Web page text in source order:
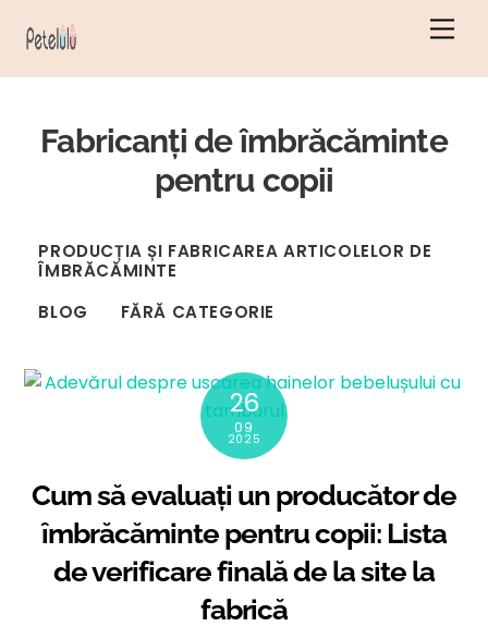
Fabricanți de îmbrăcăminte
pentru copii
PRODUCȚIA ȘI FABRICAREA ARTICOLELOR DE
ÎMBRĂCĂMINTE
BLOG
FĂRĂ CATEGORIE
26
09
2025
Cum să evaluați un producător de
îmbrăcăminte pentru copii: Lista
de verificare finală de la site la
fabrică